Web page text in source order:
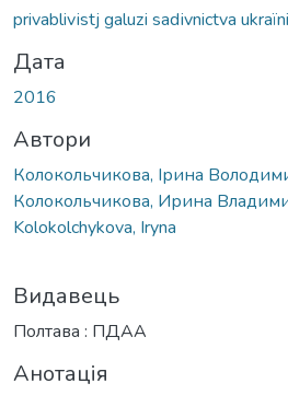
privablivіstj galuzі sadіvnictva
Дата
2016
Автори
Колокольчикова, Ірина
Колокольчикова, Ирина
Kolokolchykova, Iryna
Видавець
Полтава : ПДАА
Анотація